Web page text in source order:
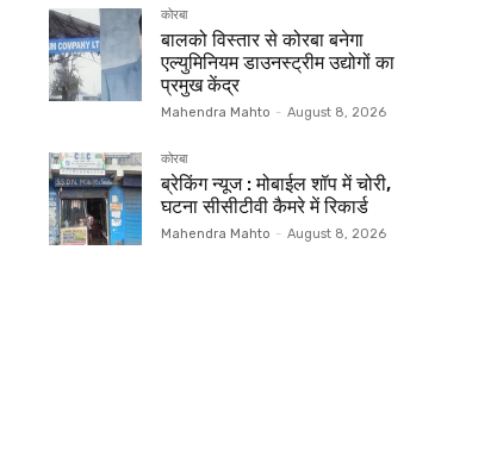
कोरबा
बालको विस्तार से कोरबा बनेगा
एल्युमिनियम डाउनस्ट्रीम उद्योगों का
प्रमुख केंद्र
Mahendra Mahto - August 8, 2026
कोरबा
ब्रेकिंग न्यूज : मोबाईल शॉप में चोरी,
घटना सीसीटीवी कैमरे में रिकार्ड
Mahendra Mahto - August 8, 2026